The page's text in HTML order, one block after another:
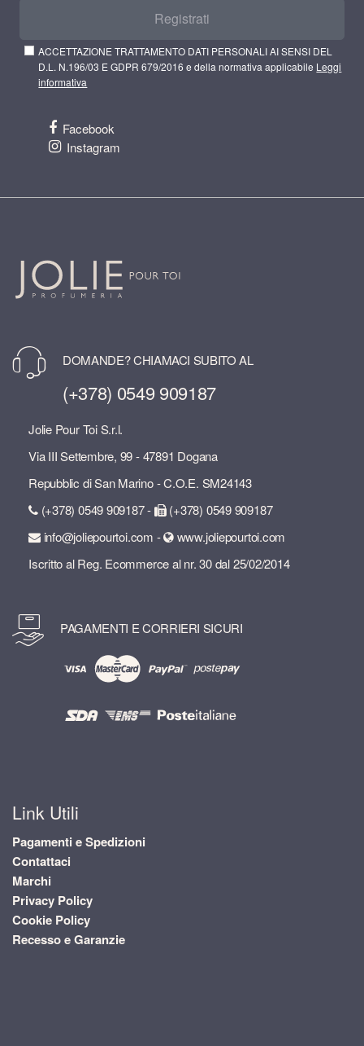
Registrati
ACCETTAZIONE TRATTAMENTO DATI PERSONALI AI SENSI DEL
D.L. N.196/03 E GDPR 679/2016 e della normativa applicabile Leggi
informativa
Facebook
Instagram
DOMANDE? CHIAMACI SUBITO AL
(+378) 0549 909187
Jolie Pour Toi S.r.l.
Via III Settembre, 99 - 47891 Dogana
Repubblic di San Marino - C.O.E. SM24143
(+378) 0549 909187 -
(+378) 0549 909187
info@joliepourtoi.com -
www.joliepourtoi.com
Iscritto al Reg. Ecommerce al nr. 30 dal 25/02/2014
PAGAMENTI E CORRIERI SICURI
Link Utili
Pagamenti e Spedizioni
Contattaci
Marchi
Privacy Policy
Cookie Policy
Recesso e Garanzie